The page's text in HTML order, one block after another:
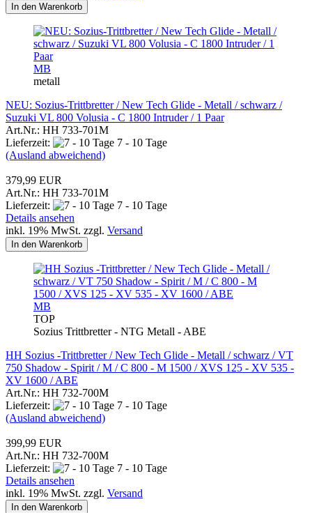
In den Warenkorb
MB
metall
NEU: Sozius-Trittbretter / New Tech Glide - Metall / schwarz /
Suzuki VL 800 Volusia - C 1800 Intruder / 1 Paar
Art.Nr.: HH 733-701M
Lieferzeit:
7 - 10 Tage
(Ausland abweichend)
379,99 EUR
Art.Nr.: HH 733-701M
Lieferzeit:
7 - 10 Tage
Details ansehen
inkl. 19% MwSt. zzgl. Versand
In den Warenkorb
MB
TOP
Sozius Trittbretter - NTG Metall - ABE
HH Sozius -Trittbretter / New Tech Glide - Metall / schwarz / VT
750 Shadow - Spirit / M / C 800 - M 1500 / XVS 125 - XV 535 -
XV 1600 / ABE
Art.Nr.: HH 732-700M
Lieferzeit:
7 - 10 Tage
(Ausland abweichend)
399,99 EUR
Art.Nr.: HH 732-700M
Lieferzeit:
7 - 10 Tage
Details ansehen
inkl. 19% MwSt. zzgl. Versand
In den Warenkorb